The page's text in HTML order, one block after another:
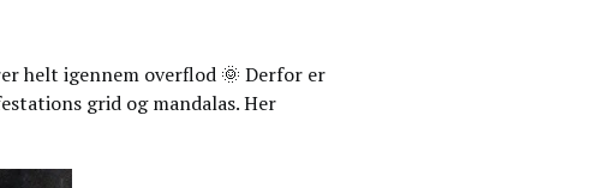
helt igennem overflod 🌞 Derfor er
grid og mandalas. Her